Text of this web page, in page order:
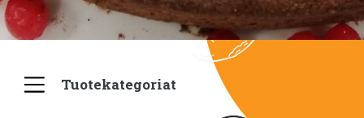
Tuotekategoriat